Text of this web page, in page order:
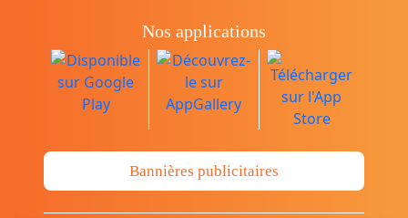
Nos applications
Bannières publicitaires